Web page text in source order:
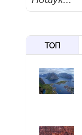
ТОП